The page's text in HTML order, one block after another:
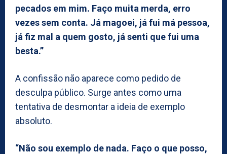
pecados em mim. Faço muita merda, erro
vezes sem conta. Já magoei, já fui má pessoa,
já fiz mal a quem gosto, já senti que fui uma
besta.”
A confissão não aparece como pedido de
desculpa público. Surge antes como uma
tentativa de desmontar a ideia de exemplo
absoluto.
“Não sou exemplo de nada. Faço o que posso,